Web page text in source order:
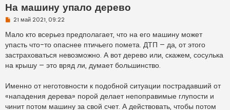
На машину упало дерево
Н
п
р
о
ч
и
т
н
е
с
21 май 2021, 09:22
Мало кто всерьез предполагает, что на его машину может
упасть что-то опаснее птичьего помета. ДТП – да, от этого
застраховаться невозможно. А вот дерево или, скажем, сосулька
на крышу – это вряд ли, думает большинство.
Именно от неготовности к подобной ситуации пострадавший от
«нападения дерева» порой делает непоправимые глупости и
чинит потом машину за свой счет. А действовать, чтобы потом